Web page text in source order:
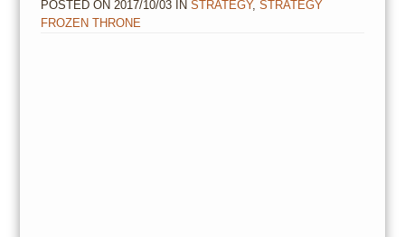
POSTED ON 2017/10/03IN STRATEGY, STRATEGY
FROZEN THRONE